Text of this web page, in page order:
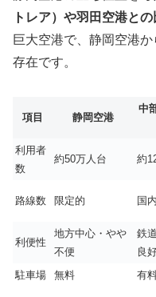
トレア）や羽田空港と
巨大空港で、静岡空港
存在です。
項目 静岡空港
中
利用者
数
約50万人台 約
路線数 限定的 国
利便性
地方中心・やや
不便
鉄
良
駐車場
無料 有